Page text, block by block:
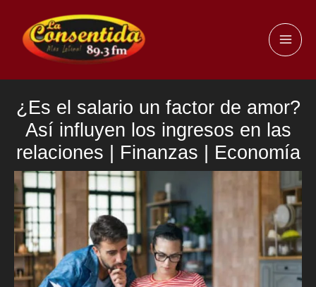
contenido
¿Es el salario un factor de amor?
Así influyen los ingresos en las
relaciones | Finanzas | Economía